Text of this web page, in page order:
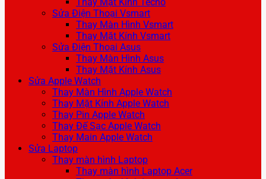
Sửa Điện Thoại Vsmart
Thay Màn Hình Vsmart
Thay Mặt Kính Vsmart
Sửa Điện Thoại Asus
Thay Màn Hình Asus
Thay Mặt Kính Asus
Sửa Apple Watch
Thay Màn Hình Apple Watch
Thay Mặt Kính Apple Watch
Thay Pin Apple Watch
Thay Đế Sạc Apple Watch
Thay Main Apple Watch
Sửa Laptop
Thay màn hình Laptop
Thay màn hình Laptop Acer